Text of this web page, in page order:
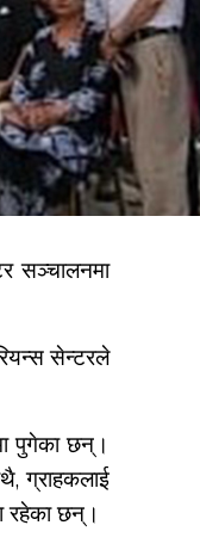
सञ्चालनमा
सेन्टरले
पुगेका छन्।
ग्राहकलाई
रहेका छन्।